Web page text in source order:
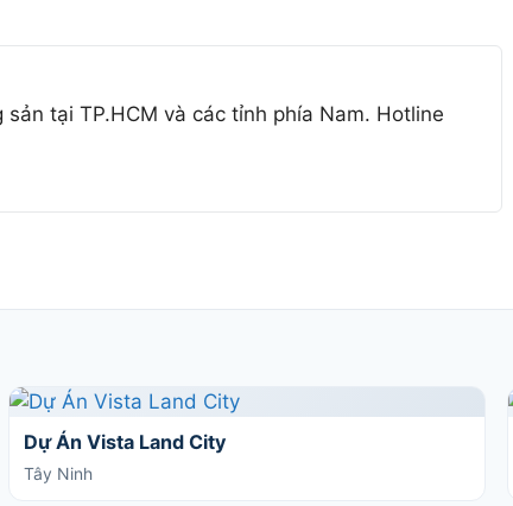
tại TP.HCM và các tỉnh phía Nam. Hotline
Dự Án Vista Land City
Tây Ninh